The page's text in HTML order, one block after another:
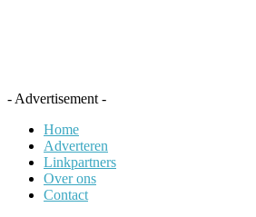
- Advertisement -
Home
Adverteren
Linkpartners
Over ons
Contact